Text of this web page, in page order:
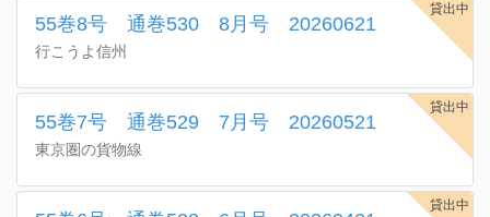
貸出中
55巻8号 通巻530 8月号 20260621
行こうよ信州
貸出中
55巻7号 通巻529 7月号 20260521
東京圏の貨物線
貸出中